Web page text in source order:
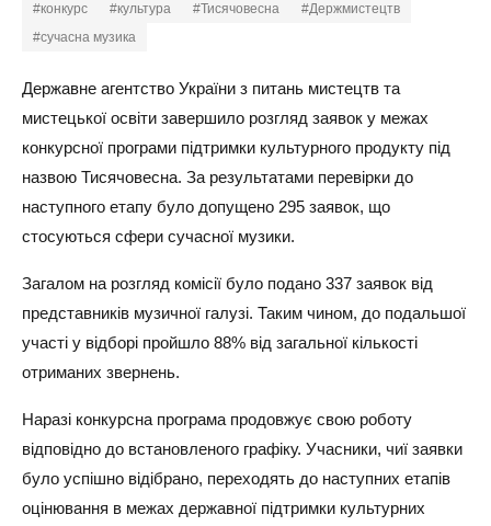
#конкурс #культура #Тисячовесна
#Держмистецтв
#сучасна музика
Державне агентство України з питань мистецтв та
мистецької освіти завершило розгляд заявок у межах
конкурсної програми підтримки культурного продукту під
назвою Тисячовесна. За результатами перевірки до
наступного етапу було допущено 295 заявок, що
стосуються сфери сучасної музики.
Загалом на розгляд комісії було подано 337 заявок від
представників музичної галузі. Таким чином, до подальшої
участі у відборі пройшло 88% від загальної кількості
отриманих звернень.
Наразі конкурсна програма продовжує свою роботу
відповідно до встановленого графіку. Учасники, чиї заявки
було успішно відібрано, переходять до наступних етапів
оцінювання в межах державної підтримки культурних